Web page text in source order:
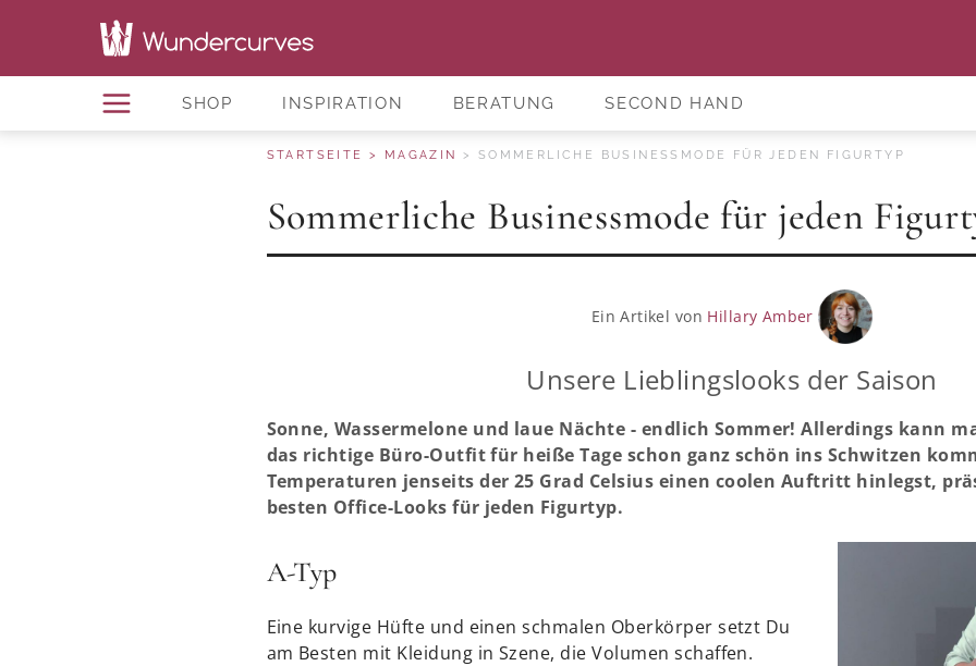
SHOP INSPIRATION BERATUNG SECOND HAND
STARTSEITE MAGAZIN SOMMERLICHE BUSINESSMODE FÜR JEDEN FIGURTYP
Sommerliche Businessmode für jeden
Ein Artikel von Hillary Amber
Unsere Lieblingslooks der Saison
Sonne, Wassermelone und laue Nächte - endlich Sommer! Allerdings kann
das richtige Büro-Outfit für heiße Tage schon ganz schön ins Schwitzen
Temperaturen jenseits der 25 Grad Celsius einen coolen Auftritt hinlegst,
besten Office-Looks für jeden Figurtyp.
A-Typ
Eine kurvige Hüfte und einen schmalen Oberkörper setzt Du
am Besten mit Kleidung in Szene, die Volumen schaffen.